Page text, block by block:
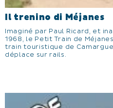
Il trenino di Méjanes
Imaginé par Paul Ricard, et
1968, le Petit Train de
train touristique de
déplace sur rails.